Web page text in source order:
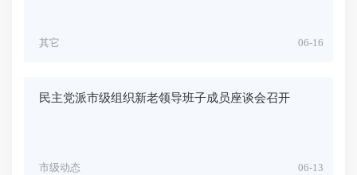
06-16
其它
民主党派市级组织新老领导班子成员座谈会召开
06-13
市级动态